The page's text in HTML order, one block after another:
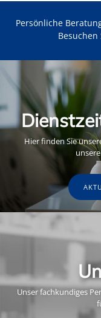
Persönliche
Besuchen
Hier finden Sie
Unser fachkundiges